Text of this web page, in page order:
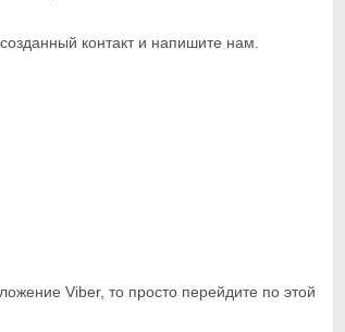
созданный контакт и напишите нам.
Viber, то просто перейдите по этой